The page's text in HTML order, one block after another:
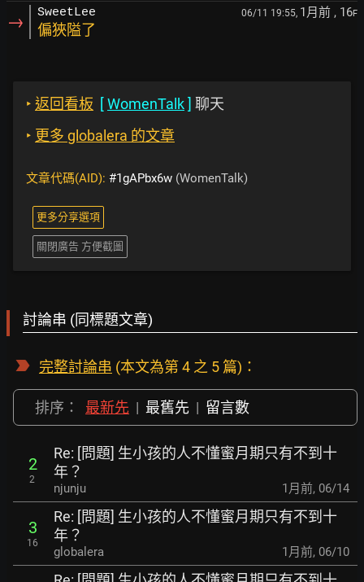
→ SweetLee 06/11 19:55, 1月前 , 16F
偏狹隘了
‣ 返回看板 [WomenTalk] 聊天
‣ 更多 globalera 的文章
文章代碼(AID): #1gAPbx6w (WomenTalk)
更多分享選項
關閉廣告 方便截圖
討論串 (同標題文章)
完整討論串 (本文為第 4 之 5 篇)：
排序： 最新先 | 最舊先 | 留言數
2
2
Re: [問題] 生小孩的人不懂蜜月期只有不到十
年？
njunju 1月前, 06/14
3
16
Re: [問題] 生小孩的人不懂蜜月期只有不到十
年？
globalera 1月前, 06/10